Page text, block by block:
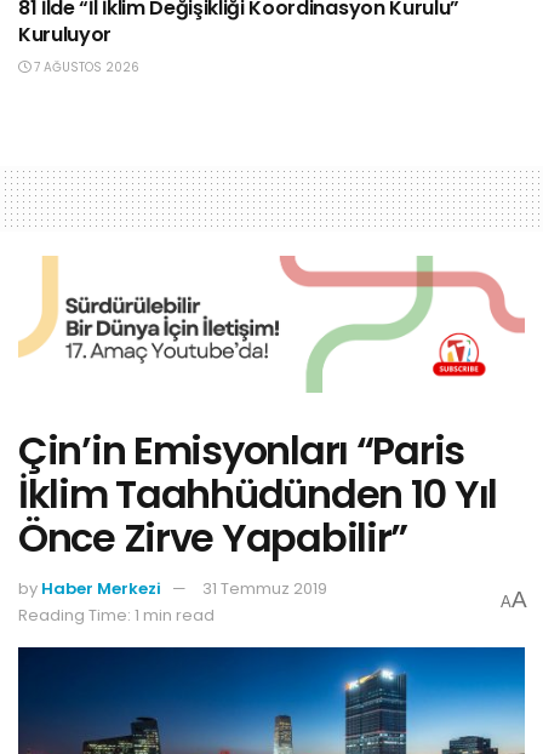
81 İlde “İl İklim Değişikliği Koordinasyon Kurulu”
Kuruluyor
7 AĞUSTOS 2026
Çin’in Emisyonları “Paris
İklim Taahhüdünden 10 Yıl
Önce Zirve Yapabilir”
by Haber Merkezi
31 Temmuz 2019
Reading Time: 1 min read
AA